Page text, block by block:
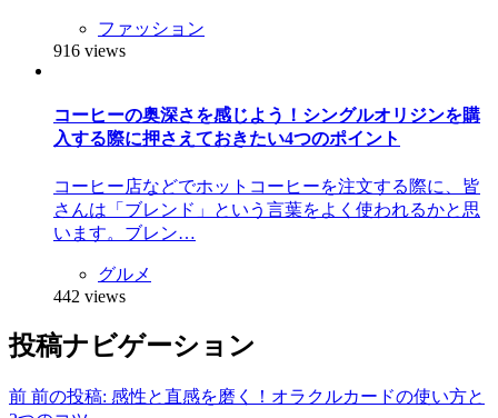
ファッション
916 views
コーヒーの奥深さを感じよう！シングルオリジンを購
入する際に押さえておきたい4つのポイント
コーヒー店などでホットコーヒーを注文する際に、皆
さんは「ブレンド」という言葉をよく使われるかと思
います。ブレン…
グルメ
442 views
投稿ナビゲーション
前 前の投稿: 感性と直感を磨く！オラクルカードの使い方と